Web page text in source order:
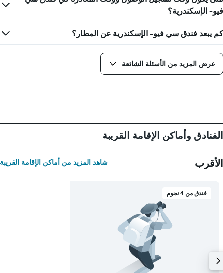
فيو- الإسكندرية؟
كم يبعد فندق سي فيو- الإسكندرية عن المطار؟
عرض المزيد من الأسئلة الشائعة
الفنادق وأماكن الإقامة القريبة
الأقرب شاهد المزيد من أماكن الإقامة القريبة
فندق من 4 نجوم